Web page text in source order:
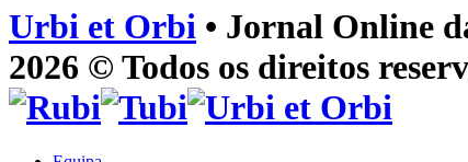
Urbi et Orbi • Jornal Online
2026 © Todos os direitos